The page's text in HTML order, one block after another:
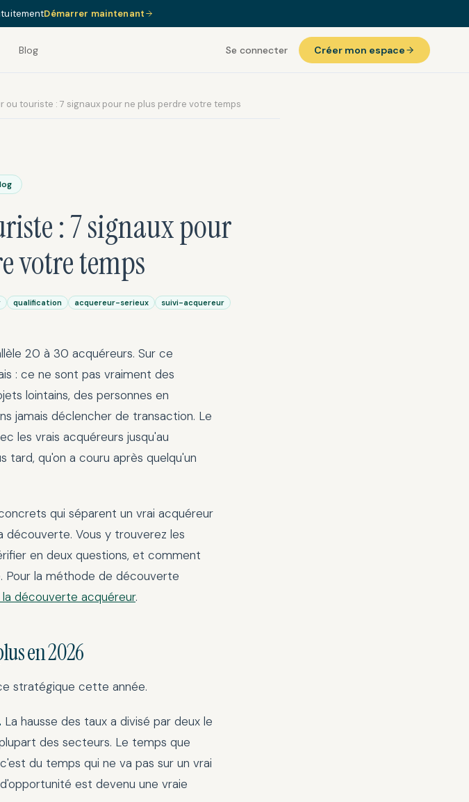
Démarrer maintenant
Blog Se connecter Créer mon espace
ou touriste : 7 signaux pour ne plus perdre votre temps
: 7 signaux pour
votre temps
qualification acquereur-serieux suivi-acquereur
20 à 30 acquéreurs. Sur ce
: ce ne sont pas vraiment des
lointains, des personnes en
jamais déclencher de transaction. Le
les vrais acquéreurs jusqu'au
tard, qu'on a couru après quelqu'un
qui séparent un vrai acquéreur
Vous y trouverez les
en deux questions, et comment
Pour la méthode de découverte
la découverte acquéreur.
en 2026
stratégique cette année.
La hausse des taux a divisé par deux le
des secteurs. Le temps que
du temps qui ne va pas sur un vrai
est devenu une vraie